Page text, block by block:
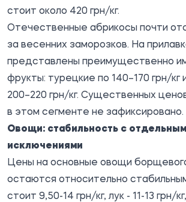
стоит около 420 грн/кг.
Отечественные абрикосы почти
за весенних заморозков. На
представлены преимущественно
фрукты: турецкие по 140–170 грн/кг
200–220 грн/кг. Существенных
в этом сегменте не зафиксировано.
Овощи: стабильность с
исключениями
Цены на основные овощи
остаются относительно
стоит 9,50-14 грн/кг, лук - 11-13 грн/